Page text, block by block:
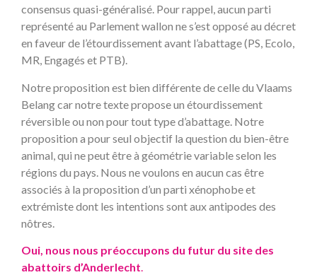
consensus quasi-généralisé. Pour rappel, aucun parti
représenté au Parlement wallon ne s’est opposé au décret
en faveur de l’étourdissement avant l’abattage (PS, Ecolo,
MR, Engagés et PTB).
Notre proposition est bien différente de celle du Vlaams
Belang car notre texte propose un étourdissement
réversible ou non pour tout type d’abattage. Notre
proposition a pour seul objectif la question du bien-être
animal, qui ne peut être à géométrie variable selon les
régions du pays. Nous ne voulons en aucun cas être
associés à la proposition d’un parti xénophobe et
extrémiste dont les intentions sont aux antipodes des
nôtres.
Oui, nous nous préoccupons du futur du site des
abattoirs d’Anderlecht.